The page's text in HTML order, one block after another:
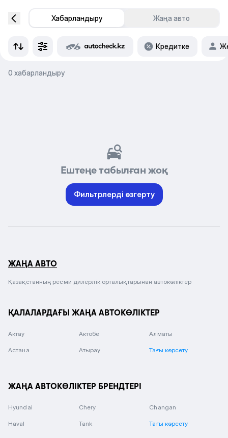
Хабарландыру Жаңа авто
Кредитке
0 хабарландыру
Ештеңе табылған жоқ
Фильтрлерді өзгерту
ЖАҢА АВТО
Қазақстанның ресми дилерлік орталықтарынан автокөліктер
ҚАЛАЛАРДАҒЫ ЖАҢА АВТОКӨЛІКТЕР
Актау Актобе Алматы
Астана Атырау Тағы көрсету
ЖАҢА АВТОКӨЛІКТЕР БРЕНДТЕРІ
Hyundai Chery Changan
Haval Tank Тағы көрсету